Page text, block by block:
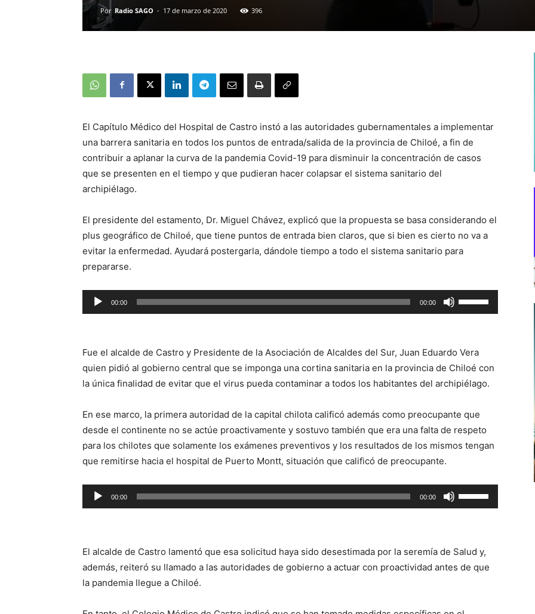
Por Radio SAGO - 17 de marzo de 2020 396
El Capítulo Médico del Hospital de Castro instó a las autoridades gubernamentales a implementar
una barrera sanitaria en todos los puntos de entrada/salida de la provincia de Chiloé, a fin de
contribuir a aplanar la curva de la pandemia Covid-19 para disminuir la concentración de casos
que se presenten en el tiempo y que pudieran hacer colapsar el sistema sanitario del
archipiélago.
El presidente del estamento, Dr. Miguel Chávez, explicó que la propuesta se basa considerando el
plus geográfico de Chiloé, que tiene puntos de entrada bien claros, que si bien es cierto no va a
evitar la enfermedad. Ayudará postergarla, dándole tiempo a todo el sistema sanitario para
prepararse.
Reproductor
de
00:00 00:00
las
flecha
arriba/abajo
para
o
disminuir
el
Fue el alcalde de Castro y Presidente de la Asociación de Alcaldes del Sur, Juan Eduardo Vera
quien pidió al gobierno central que se imponga una cortina sanitaria en la provincia de Chiloé con
la única finalidad de evitar que el virus pueda contaminar a todos los habitantes del archipiélago.
En ese marco, la primera autoridad de la capital chilota calificó además como preocupante que
desde el continente no se actúe proactivamente y sostuvo también que era una falta de respeto
para los chilotes que solamente los exámenes preventivos y los resultados de los mismos tengan
que remitirse hacia el hospital de Puerto Montt, situación que calificó de preocupante.
Reproductor
de
00:00 00:00
las
flecha
arriba/abajo
El alcalde de Castro lamentó que esa solicitud haya sido desestimada por la seremía de Salud y,
además, reiteró su llamado a las autoridades de gobierno a actuar con proactividad antes de que
la pandemia llegue a Chiloé.